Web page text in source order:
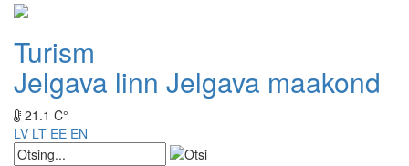
Turism
Jelgava linn Jelgava maakond
21.1 C°
LV LT EE EN